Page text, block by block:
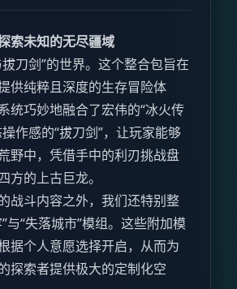
索未知的无尽疆域
刀剑”的世界。这个整合包旨在
供纯粹且深度的生存冒险体
统巧妙地融合了宏伟的“冰火传
作感的“拔刀剑”，让玩家能够
野中，凭借手中的利刃挑战盘
方的上古巨龙。
战斗内容之外，我们还特别整
与“失落城市”模组。这些附加模
据个人意愿选择开启，从而为
探索者提供极大的定制化空